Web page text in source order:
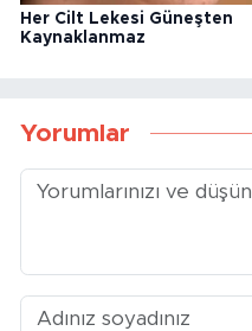
Her Cilt Lekesi Güneşten
Kaynaklanmaz
Yorumlar